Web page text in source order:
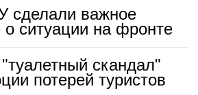
сделали важное
о ситуации на фронте
скандал"
потерей туристов